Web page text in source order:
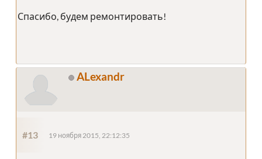
Спасибо, будем ремонтировать!
ALexandr
#13 19 ноября 2015, 22:12:35